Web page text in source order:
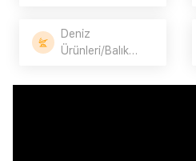
Deniz
Ürünleri/Balık